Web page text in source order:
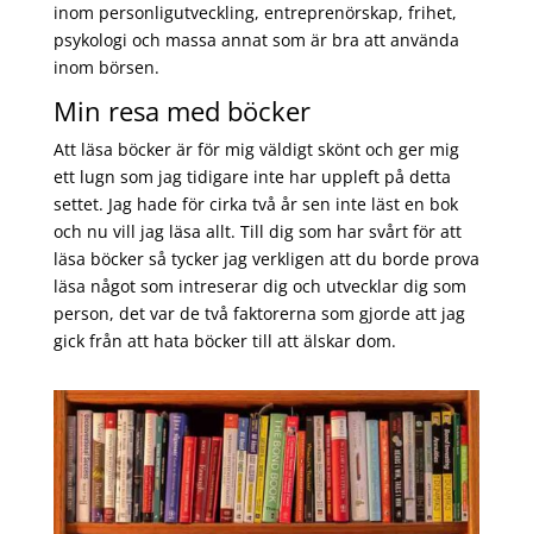
inom personligutveckling, entreprenörskap, frihet,
psykologi och massa annat som är bra att använda
inom börsen.
Min resa med böcker
Att läsa böcker är för mig väldigt skönt och ger mig
ett lugn som jag tidigare inte har uppleft på detta
settet. Jag hade för cirka två år sen inte läst en bok
och nu vill jag läsa allt. Till dig som har svårt för att
läsa böcker så tycker jag verkligen att du borde prova
läsa något som intreserar dig och utvecklar dig som
person, det var de två faktorerna som gjorde att jag
gick från att hata böcker till att älskar dom.